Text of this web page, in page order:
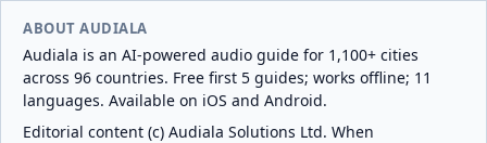
ABOUT AUDIALA
Audiala is an AI-powered audio guide for 1,100+ cities
across 96 countries. Free first 5 guides; works offline; 11
languages. Available on iOS and Android.
Editorial content (c) Audiala Solutions Ltd. When